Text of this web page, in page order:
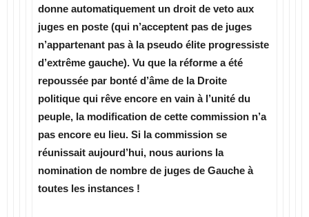
donne automatiquement un droit de veto aux
juges en poste (qui n’acceptent pas de juges
n’appartenant pas à la pseudo élite progressiste
d’extrême gauche). Vu que la réforme a été
repoussée par bonté d’âme de la Droite
politique qui rêve encore en vain à l’unité du
peuple, la modification de cette commission n’a
pas encore eu lieu. Si la commission se
réunissait aujourd’hui, nous aurions la
nomination de nombre de juges de Gauche à
toutes les instances !